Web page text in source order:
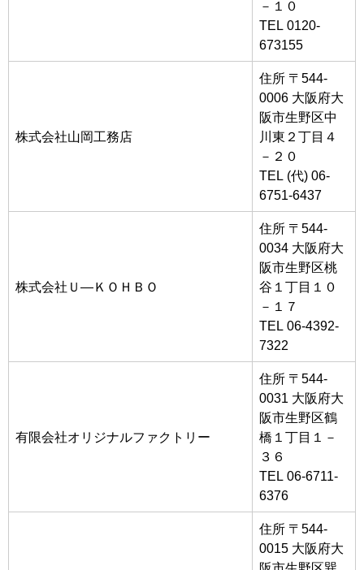
－１０
TEL 0120-
673155
株式会社山岡工務店
住所 〒544-
0006 大阪府大
阪市生野区中
川東２丁目４
－２０
TEL (代) 06-
6751-6437
株式会社Ｕ―ＫＯＨＢＯ
住所 〒544-
0034 大阪府大
阪市生野区桃
谷１丁目１０
－１７
TEL 06-4392-
7322
有限会社オリジナルファクトリー
住所 〒544-
0031 大阪府大
阪市生野区鶴
橋１丁目１－
３６
TEL 06-6711-
6376
住所 〒544-
0015 大阪府大
阪市生野区巽